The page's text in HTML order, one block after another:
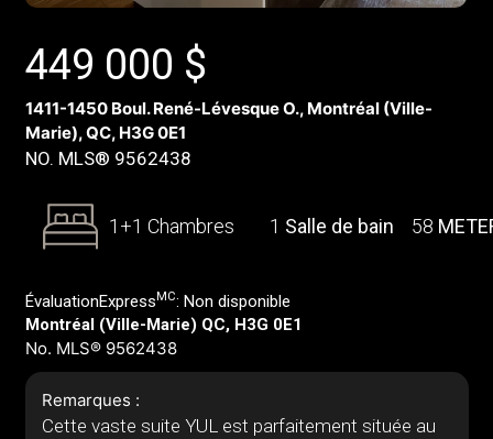
449 000 $
1411-1450 Boul. René-Lévesque O., Montréal (Ville-
Marie), QC, H3G 0E1
NO. MLS® 9562438
1+1 Chambres 1 Salle de bain 58
ÉvaluationExpress MC: Non disponible
Montréal (Ville-Marie) QC, H3G 0E1
No. MLS® 9562438
Remarques :
Cette vaste suite YUL est parfaitement située au